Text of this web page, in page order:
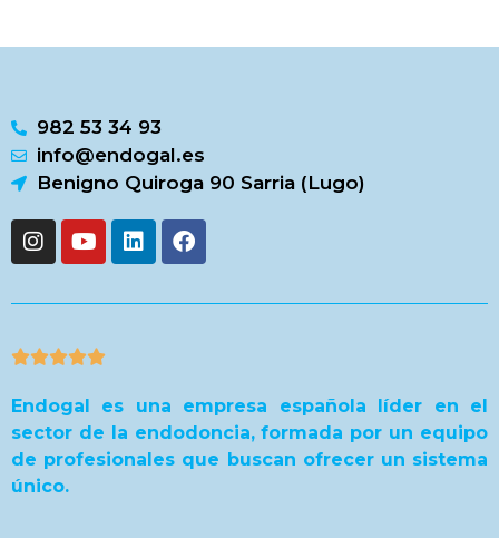
982 53 34 93
info@endogal.es
Benigno Quiroga 90 Sarria (Lugo)

Endogal es una empresa española líder en el
sector de la endodoncia, formada por un equipo
de profesionales que buscan ofrecer un sistema
único.